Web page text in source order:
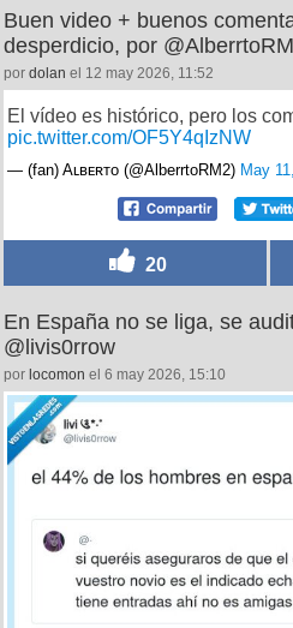
Buen video + buenos
desperdicio, por
por dolan el 12 may 2026, 11:52
El vídeo es histórico, pero los
pic.twitter.com/OF5Y4qIzNW
— (fan) Aʟʙᴇʀᴛo (@AlberrtoRM2) May
20
En España no se liga, se
@livis0rrow
por locomon el 6 may 2026, 15:10